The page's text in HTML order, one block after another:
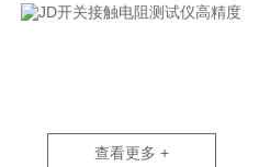
查看更多 +